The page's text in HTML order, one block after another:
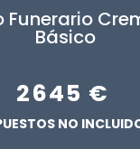
Funerario
Básico
2645 €
NO